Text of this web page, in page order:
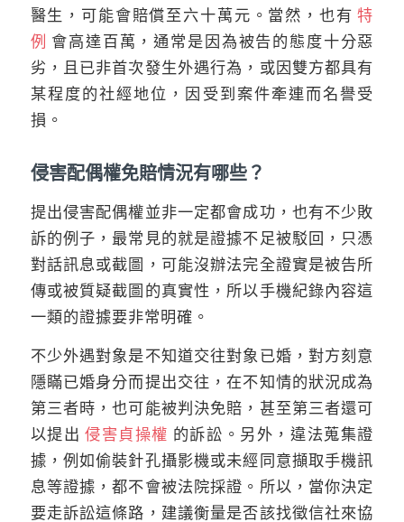
醫生，可能會賠償至六十萬元。當然，也有特
例 會高達百萬，通常是因為被告的態度十分惡
劣，且已非首次發生外遇行為，或因雙方都具有
某程度的社經地位，因受到案件牽連而名譽受
損。
侵害配偶權免賠情況有哪些？
提出侵害配偶權並非一定都會成功，也有不少敗
訴的例子，最常見的就是證據不足被駁回，只憑
對話訊息或截圖，可能沒辦法完全證實是被告所
傳或被質疑截圖的真實性，所以手機紀錄內容這
一類的證據要非常明確。
不少外遇對象是不知道交往對象已婚，對方刻意
隱瞞已婚身分而提出交往，在不知情的狀況成為
第三者時，也可能被判決免賠，甚至第三者還可
以提出侵害貞操權 的訴訟。另外，違法蒐集證
據，例如偷裝針孔攝影機或未經同意擷取手機訊
息等證據，都不會被法院採證。所以，當你決定
要走訴訟這條路，建議衡量是否該找徵信社來協